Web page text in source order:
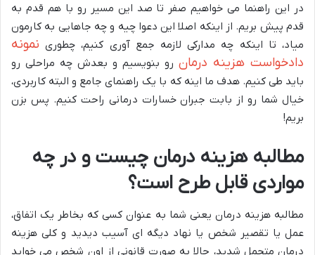
در این راهنما می خواهیم صفر تا صد این مسیر رو با هم قدم به
قدم پیش بریم. از اینکه اصلا این دعوا چیه و چه جاهایی به کارمون
میاد، تا اینکه چه مدارکی لازمه جمع آوری کنیم، چطوری نمونه
دادخواست هزینه درمان رو بنویسیم و بعدش چه مراحلی رو
باید طی کنیم. هدف ما اینه که با یک راهنمای جامع و البته کاربردی،
خیال شما رو از بابت جبران خسارات درمانی راحت کنیم. پس بزن
بریم!
مطالبه هزینه درمان چیست و در چه
مواردی قابل طرح است؟
مطالبه هزینه درمان یعنی شما به عنوان کسی که بخاطر یک اتفاق،
عمل یا تقصیر شخص یا نهاد دیگه ای آسیب دیدید و کلی هزینه
درمان متحمل شدید، حالا به صورت قانونی از اون شخص می خواید